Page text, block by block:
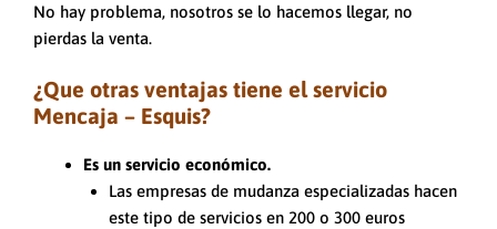
No hay problema, nosotros se lo hacemos llegar, no
pierdas la venta.
¿Que otras ventajas tiene el servicio
Mencaja – Esquis?
Es un servicio económico.
Las empresas de mudanza especializadas hacen
este tipo de servicios en 200 o 300 euros